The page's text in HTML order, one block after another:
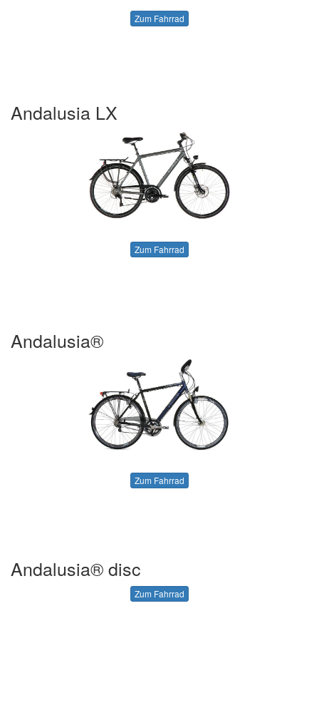
Zum Fahrrad
Andalusia LX
Zum Fahrrad
Andalusia®
Zum Fahrrad
Andalusia® disc
Zum Fahrrad